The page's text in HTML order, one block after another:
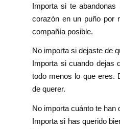
Importa si te
corazón en un puño por
compañía posible.
No importa si dejaste de
Importa si cuando dejas
todo menos lo que eres.
de querer.
No importa cuánto te han
Importa si has querido